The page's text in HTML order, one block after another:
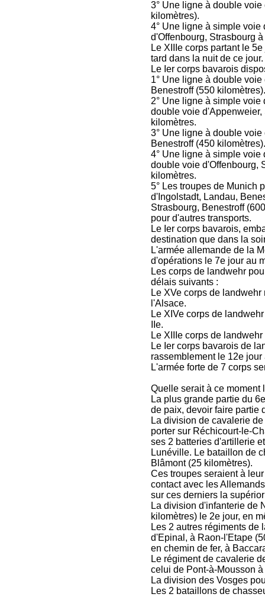
3° Une ligne à double
kilomètres).
4° Une ligne à simple
d'Offenbourg, Strasbourg
Le XIIIe corps partant le
tard dans la nuit de ce jour.
Le Ier corps bavarois
1° Une ligne à double
Benestroff (550 kilomètres).
2° Une ligne à simple
double voie
kilomètres.
3° Une ligne à double
Benestroff (450 kilomètres).
4° Une ligne à simple voie
double voie d'Offenbourg,
kilomètres.
5° Les troupes de Munich
d'Ingolstadt, Landau,
Strasbourg, Benestroff
pour d'autres transports.
Le Ier corps bavarois,
destination que dans la
L'armée allemande de la
d'opérations le 7e jour au
Les corps de landwehr
délais suivants :
Le XVe corps de
l'Alsace.
Le XIVe corps de
IIe.
Le XIIIe corps de
Le Ier corps bavarois de
rassemblement le 12e jour
L'armée forte de 7 corps
Quelle serait à ce moment
La plus grande partie du
de paix, devoir faire partie
La division de cavalerie
porter sur Réchicourt-le-
ses 2 batteries d'artillerie
Lunéville. Le bataillon de
Blâmont (25 kilomètres).
Ces troupes seraient à
contact avec les
sur ces derniers la
La division d'infanterie de
kilomètres) le 2e jour, en
Les 2 autres régiments
d'Epinal, à Raon-l'Etape
en chemin de fer, à
Le régiment de cavalerie
celui de Pont-à-Mousson
La division des Vosges
Les 2 bataillons de